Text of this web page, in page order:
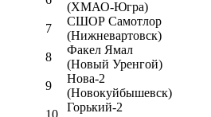
(ХМАО-Югра)
7
СШОР Самотлор
(Нижневартовск)
8
Факел Ямал
(Новый Уренгой)
9
Нова-2
(Новокуйбышевск)
10
Горький-2